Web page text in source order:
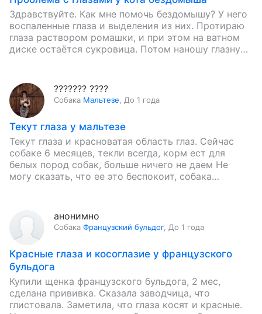
Здравствуйте. Как мне помочь бездомышу? У него
воспаленные глаза и выделения из них. Протираю
глаза раствором ромашки, и при этом на ватном
диске остаётся сукровица. Потом наношу глазную
??????? ????
Собака Мальтезе До 1 года
Текут глаза у мальтезе
Текут глаза и красноватая область глаз. Сейчас
собаке 6 месяцев, текли всегда, корм ест для
белых пород собак, больше ничего не даем Не
могу сказать, что ее это беспокоит, собака…
анонимно
Собака Французский бульдог, До 1 года
Красные глаза и косоглазие у французского
бульдога
Купили щенка французского бульдога, 2 мес,
сделана прививка. Сказала заводчица, что
глистовала. Заметила, что глаза косят и красные.